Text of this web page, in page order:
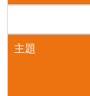
主題